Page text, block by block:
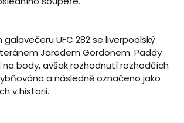
UFC 282 se liverpoolský
Jaredem Gordonem. Paddy
na body, avšak rozhodnutí rozhodčích
a následně označeno jako
v historii.